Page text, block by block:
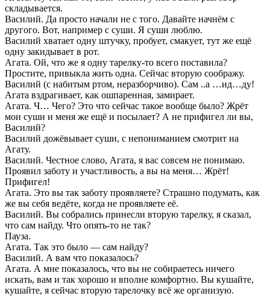
складывается.
Василий. Да просто начали не с того. Давайте начнём с
другого. Вот, например с суши. Я суши люблю.
Василий хватает одну штучку, пробует, смакует, тут же ещё
одну закидывает в рот.
Агата. Ой, что же я одну тарелку-то всего поставила?
Простите, привыкла жить одна. Сейчас вторую соображу.
Василий (с набитым ртом, неразборчиво). Сам ..а …ид…ду!
Агата вздрагивает, как ошпаренная, замирает.
Агата. Ч… Чего? Это что сейчас такое вообще было? Жрёт
мои суши и меня же ещё и посылает? А не прифигел ли вы,
Василий?
Василий дожёвывает суши, с непониманием смотрит на
Агату.
Василий. Честное слово, Агата, я вас совсем не понимаю.
Проявил заботу и участливость, а вы на меня… Жрёт!
Прифигел!
Агата. Это вы так заботу проявляете? Страшно подумать, как
же вы себя ведёте, когда не проявляете её.
Василий. Вы собрались принесли вторую тарелку, я сказал,
что сам найду. Что опять-то не так?
Пауза.
Агата. Так это было — сам найду?
Василий. А вам что показалось?
Агата. А мне показалось, что вы не собираетесь ничего
искать, вам и так хорошо и вполне комфортно. Вы кушайте,
кушайте, я сейчас вторую тарелочку всё же организую.